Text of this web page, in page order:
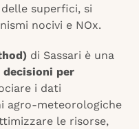
superfici, si
nocivi e NOx.
di Sassari è una
per
i dati
agro-meteorologiche
le risorse,